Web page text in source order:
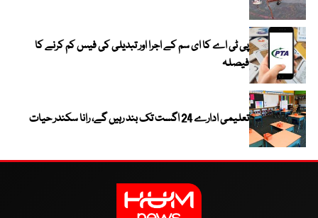
پی ٹی اے کا ای سم کے اجرا اور تبدیلی کی فیس کم کرنے کا
فیصلہ
تعلیمی ادارے 24 اگست تک بند رہیں گے، رانا سکندر حیات